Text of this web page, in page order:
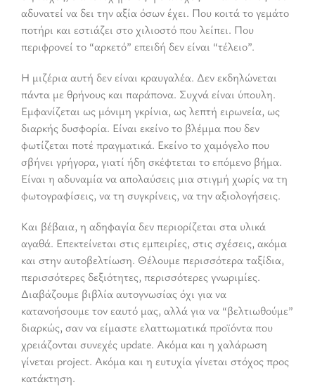
αδυνατεί να δει την αξία όσων έχει. Που κοιτά το γεμάτο
ποτήρι και εστιάζει στο χιλιοστό που λείπει. Που
περιφρονεί το “αρκετό” επειδή δεν είναι “τέλειο”.
Η μιζέρια αυτή δεν είναι κραυγαλέα. Δεν εκδηλώνεται
πάντα με θρήνους και παράπονα. Συχνά είναι ύπουλη.
Εμφανίζεται ως μόνιμη γκρίνια, ως λεπτή ειρωνεία, ως
διαρκής δυσφορία. Είναι εκείνο το βλέμμα που δεν
φωτίζεται ποτέ πραγματικά. Εκείνο το χαμόγελο που
σβήνει γρήγορα, γιατί ήδη σκέφτεται το επόμενο βήμα.
Είναι η αδυναμία να απολαύσεις μια στιγμή χωρίς να τη
φωτογραφίσεις, να τη συγκρίνεις, να την αξιολογήσεις.
Και βέβαια, η αδηφαγία δεν περιορίζεται στα υλικά
αγαθά. Επεκτείνεται στις εμπειρίες, στις σχέσεις, ακόμα
και στην αυτοβελτίωση. Θέλουμε περισσότερα ταξίδια,
περισσότερες δεξιότητες, περισσότερες γνωριμίες.
Διαβάζουμε βιβλία αυτογνωσίας όχι για να
κατανοήσουμε τον εαυτό μας, αλλά για να “βελτιωθούμε”
διαρκώς, σαν να είμαστε ελαττωματικά προϊόντα που
χρειάζονται συνεχές update. Ακόμα και η χαλάρωση
γίνεται project. Ακόμα και η ευτυχία γίνεται στόχος προς
κατάκτηση.